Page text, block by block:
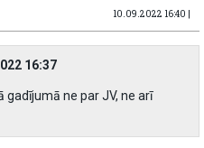
10.09.2022 16:40 |
16:37
gadījumā ne par JV, ne arī